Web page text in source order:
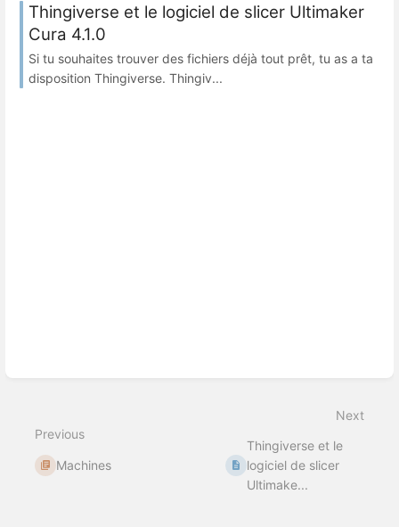
Thingiverse et le logiciel de slicer Ultimaker
Cura 4.1.0
Si tu souhaites trouver des fichiers déjà tout prêt, tu as a ta
disposition Thingiverse. Thingiv...
Previous
Machines
Next
Thingiverse et le
logiciel de slicer
Ultimake...